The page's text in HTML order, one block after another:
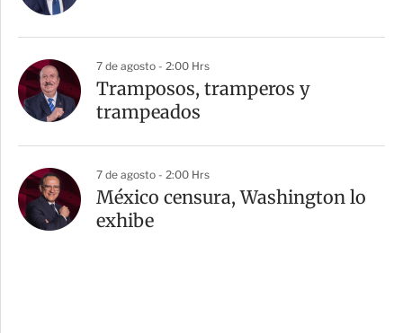
7 de agosto - 2:00 Hrs
Tramposos, tramperos y
trampeados
7 de agosto - 2:00 Hrs
México censura, Washington lo
exhibe